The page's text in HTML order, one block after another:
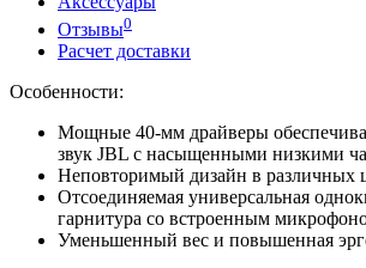
Отзывы0
Расчет доставки
Особенности:
Мощные 40-мм драйверы
звук JBL с насыщенными низкими
Неповторимый дизайн в различных
Отсоединяемая универсальная
гарнитура со встроенным
Уменьшенный вес и повышенная